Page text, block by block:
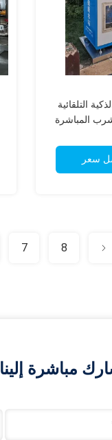
التلقائية
المباشرة
سعر
7 8
مباشرة إلينا